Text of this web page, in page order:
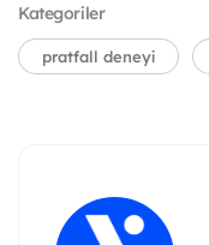
Kategoriler
pratfall deneyi